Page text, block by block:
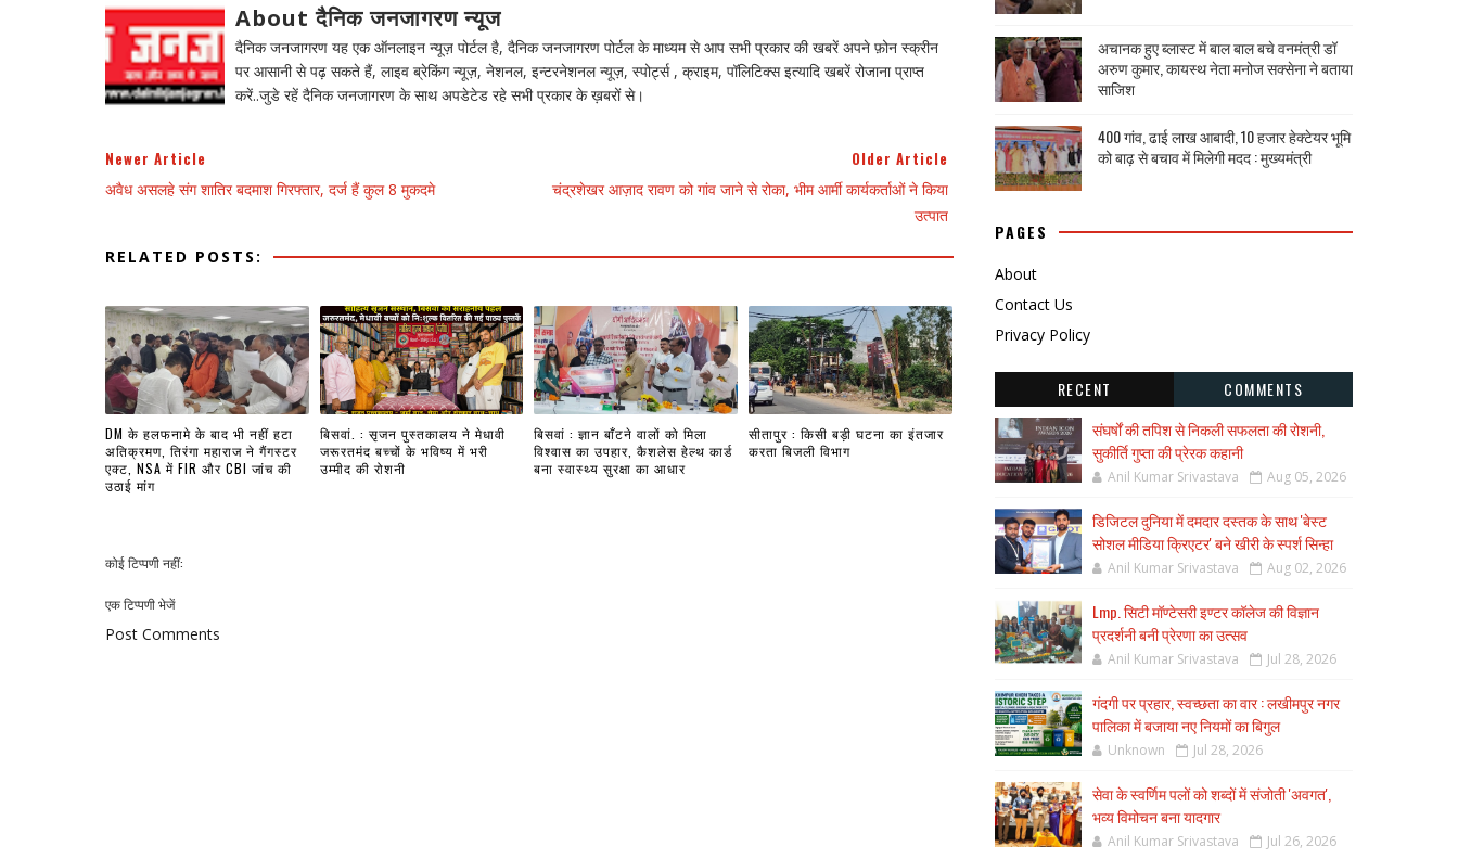
About दैनिक जनजागरण न्यूज
दैनिक जनजागरण यह एक ऑनलाइन न्यूज़ पोर्टल है, दैनिक जनजागरण पोर्टल के माध्यम से आप सभी प्रकार की खबरें अपने फ़ोन स्क्रीन
पर आसानी से पढ़ सकते हैं, लाइव ब्रेकिंग न्यूज़, नेशनल, इन्टरनेशनल न्यूज़, स्पोर्ट्स , क्राइम, पॉलिटिक्स इत्यादि खबरें रोजाना प्राप्त
करें..जुडे रहें दैनिक जनजागरण के साथ अपडेटेड रहे सभी प्रकार के ख़बरों से।
Newer Article
अवैध असलहे संग शातिर बदमाश गिरफ्तार, दर्ज हैं कुल 8 मुकदमे
Older Article
चंद्रशेखर आज़ाद रावण को गांव जाने से रोका, भीम आर्मी कार्यकर्ताओं ने किया
उत्पात
RELATED POSTS:
DM के हलफनामे के बाद भी नहीं हटा
अतिक्रमण, तिरंगा महाराज ने गैंगस्टर
एक्ट, NSA में FIR और CBI जांच की
उठाई मांग
बिसवां. : सृजन पुस्तकालय ने मेधावी
जरूरतमंद बच्चों के भविष्य में भरी
उम्मीद की रोशनी
बिसवां : ज्ञान बाँटने वालों को मिला
विश्वास का उपहार, कैशलेस हेल्थ कार्ड
बना स्वास्थ्य सुरक्षा का आधार
सीतापुर : किसी बड़ी घटना का इंतजार
करता बिजली विभाग
कोई टिप्पणी नहीं:
एक टिप्पणी भेजें
Post Comments
अचानक हुए ब्लास्ट में बाल बाल बचे वनमंत्री डॉ
अरुण कुमार, कायस्थ नेता मनोज सक्सेना ने बताया
साजिश
400 गांव, ढाई लाख आबादी, 10 हजार हेक्टेयर भूमि
को बाढ़ से बचाव में मिलेगी मदद : मुख्यमंत्री
PAGES
About
Contact Us
Privacy Policy
RECENT
COMMENTS
संघर्षों की तपिश से निकली सफलता की रोशनी,
सुकीर्ति गुप्ता की प्रेरक कहानी
Anil Kumar Srivastava Aug 05, 2026
डिजिटल दुनिया में दमदार दस्तक के साथ 'बेस्ट
सोशल मीडिया क्रिएटर' बने खीरी के स्पर्श सिन्हा
Anil Kumar Srivastava Aug 02, 2026
Lmp. सिटी मॉण्टेसरी इण्टर कॉलेज की विज्ञान
प्रदर्शनी बनी प्रेरणा का उत्सव
Anil Kumar Srivastava Jul 28, 2026
गंदगी पर प्रहार, स्वच्छता का वार : लखीमपुर नगर
पालिका में बजाया नए नियमों का बिगुल
Unknown Jul 28, 2026
सेवा के स्वर्णिम पलों को शब्दों में संजोती 'अवगत',
भव्य विमोचन बना यादगार
Anil Kumar Srivastava Jul 26, 2026